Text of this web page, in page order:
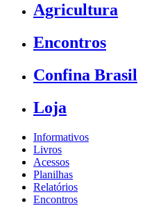
Agricultura
Encontros
Confina Brasil
Loja
Informativos
Livros
Acessos
Planilhas
Relatórios
Encontros